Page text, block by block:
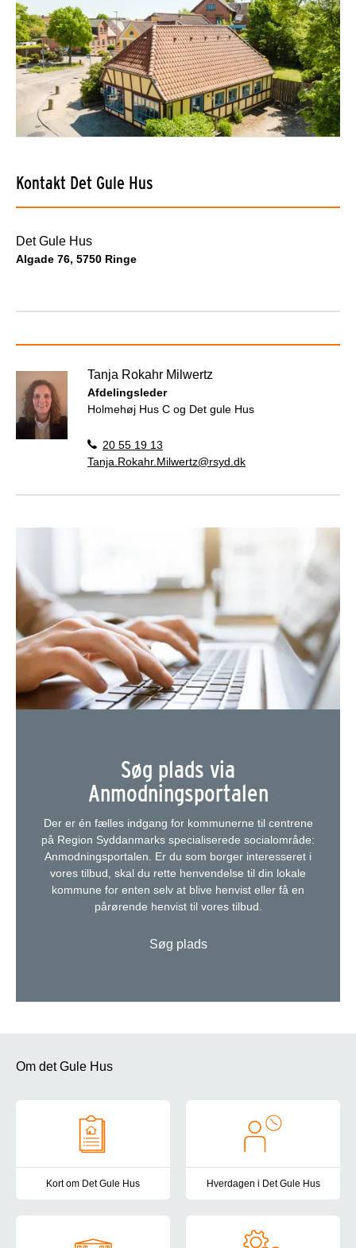
Kontakt Det Gule Hus
Det Gule Hus
Algade 76, 5750 Ringe
Tanja Rokahr Milwertz
Afdelingsleder
Holmehøj Hus C og Det gule Hus
20 55 19 13
Tanja.Rokahr.Milwertz@rsyd.dk
Søg plads via
Anmodningsportalen
Der er én fælles indgang for kommunerne til centrene
på Region Syddanmarks specialiserede socialområde:
Anmodningsportalen. Er du som borger interesseret i
vores tilbud, skal du rette henvendelse til din lokale
kommune for enten selv at blive henvist eller få en
pårørende henvist til vores tilbud.
Søg plads
Om det Gule Hus
Kort om Det Gule Hus Hverdagen i Det Gule Hus